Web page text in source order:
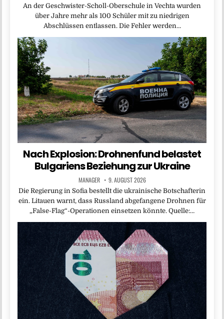
An der Geschwister-Scholl-Oberschule in Vechta wurden
über Jahre mehr als 100 Schüler mit zu niedrigen
Abschlüssen entlassen. Die Fehler werden…
Nach Explosion: Drohnenfund belastet
Bulgariens Beziehung zur Ukraine
MANAGER 9. AUGUST 2026
Die Regierung in Sofia bestellt die ukrainische Botschafterin
ein. Litauen warnt, dass Russland abgefangene Drohnen für
„False-Flag“-Operationen einsetzen könnte. Quelle:…